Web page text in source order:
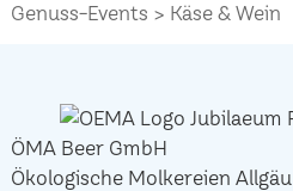
Genuss-Events Käse & Wein
ÖMA Beer GmbH
Ökologische Molkereien Allgäu